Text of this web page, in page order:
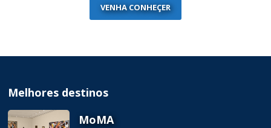
VENHA CONHEÇER
Melhores destinos
MoMA